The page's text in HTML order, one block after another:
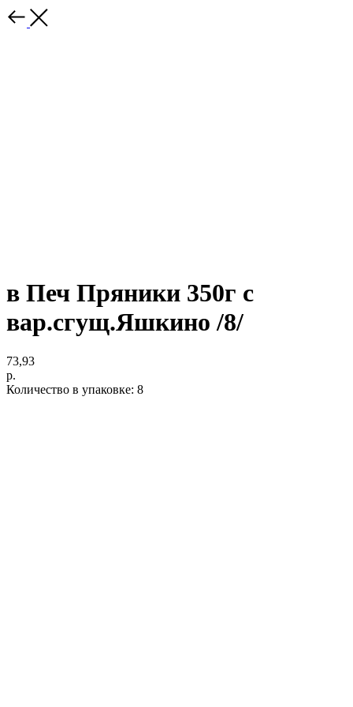
в Печ Пряники 350г с
вар.сгущ.Яшкино /8/
73,93
р.
Количество в упаковке: 8